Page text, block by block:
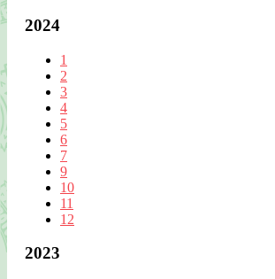
2024
1
2
3
4
5
6
7
9
10
11
12
2023